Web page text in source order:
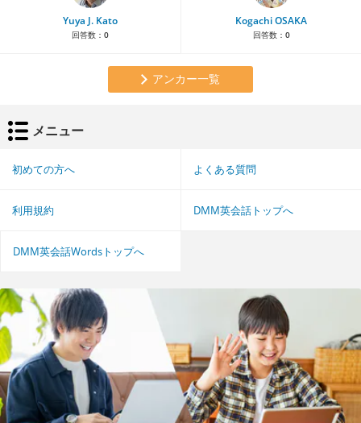
Yuya J. Kato
回答数： 0
Kogachi OSAKA
回答数： 0
アンカー一覧
メニュー
初めての方へ よくある質問
利用規約 DMM英会話トップへ
DMM英会話Wordsトップへ